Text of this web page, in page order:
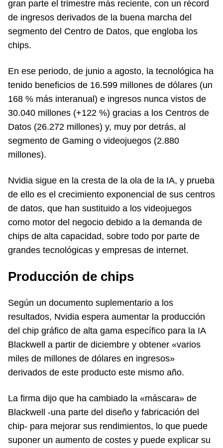
gran parte el trimestre más reciente, con un récord
de ingresos derivados de la buena marcha del
segmento del Centro de Datos, que engloba los
chips.
En ese periodo, de junio a agosto, la tecnológica ha
tenido beneficios de 16.599 millones de dólares (un
168 % más interanual) e ingresos nunca vistos de
30.040 millones (+122 %) gracias a los Centros de
Datos (26.272 millones) y, muy por detrás, al
segmento de Gaming o videojuegos (2.880
millones).
Nvidia sigue en la cresta de la ola de la IA, y prueba
de ello es el crecimiento exponencial de sus centros
de datos, que han sustituido a los videojuegos
como motor del negocio debido a la demanda de
chips de alta capacidad, sobre todo por parte de
grandes tecnológicas y empresas de internet.
Producción de chips
Según un documento suplementario a los
resultados, Nvidia espera aumentar la producción
del chip gráfico de alta gama específico para la IA
Blackwell a partir de diciembre y obtener «varios
miles de millones de dólares en ingresos»
derivados de este producto este mismo año.
La firma dijo que ha cambiado la «máscara» de
Blackwell -una parte del diseño y fabricación del
chip- para mejorar sus rendimientos, lo que puede
suponer un aumento de costes y puede explicar su